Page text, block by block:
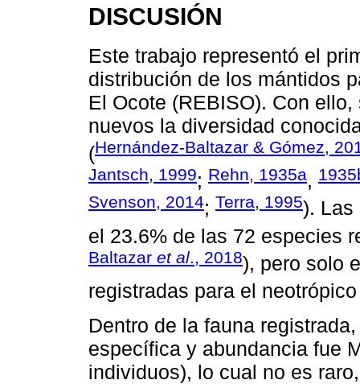
DISCUSIÓN
Este trabajo representó el
distribución de los mántidos
El Ocote (REBISO). Con
nuevos la diversidad
(Hernández-Baltazar & Gómez,
Jantsch, 1999; Rehn, 1935a,
Svenson, 2014; Terra, 1995). Las
el 23.6% de las 72 especies
Baltazar et al., 2018), pero solo
registradas para el
Dentro de la fauna
específica y abundancia fue
individuos), lo cual no es